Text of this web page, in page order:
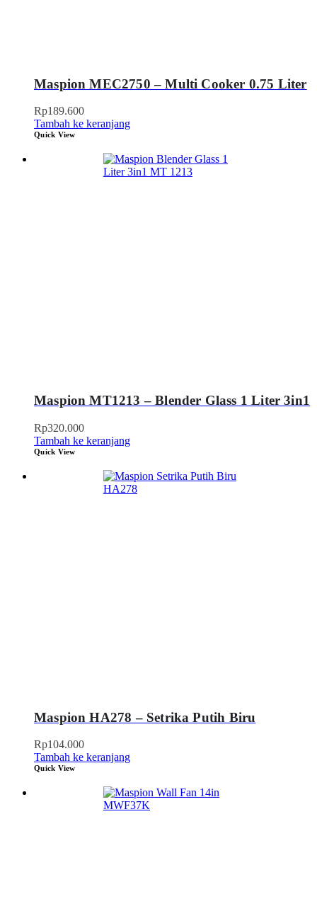
Maspion MEC2750 – Multi Cooker 0.75 Liter
Rp189.600
Tambah ke keranjang
Quick View
Maspion MT1213 – Blender Glass 1 Liter 3in1
Rp320.000
Tambah ke keranjang
Quick View
Maspion HA278 – Setrika Putih Biru
Rp104.000
Tambah ke keranjang
Quick View